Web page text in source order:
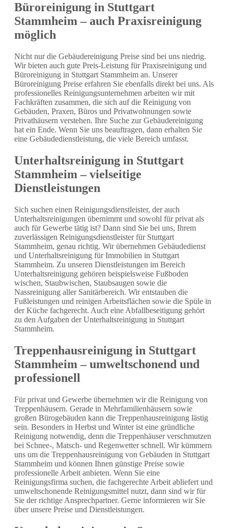
Büroreinigung in Stuttgart
Stammheim – auch Praxisreinigung
möglich
Nicht nur die Gebäudereinigung Preise sind bei uns niedrig.
Wir bieten auch gute Preis-Leistung für Praxisreinigung und
Büroreinigung in Stuttgart Stammheim an. Unserer
Büroreinigung Preise erfahren Sie ebenfalls direkt bei uns. Als
professionelles Reinigungsunternehmen arbeiten wir mit
Fachkräften zusammen, die sich auf die Reinigung von
Gebäuden, Praxen, Büros und Privatwohnungen sowie
Privathäusern verstehen. Ihre Suche zur Gebäudereinigung
hat ein Ende. Wenn Sie uns beauftragen, dann erhalten Sie
eine Gebäudedienstleistung, die viele Bereich umfasst.
Unterhaltsreinigung in Stuttgart
Stammheim – vielseitige
Dienstleistungen
Sich suchen einen Reinigungsdienstleister, der auch
Unterhaltsreinigungen übernimmt und sowohl für privat als
auch für Gewerbe tätig ist? Dann sind Sie bei uns, Ihrem
zuverlässigen Reinigungsdienstleister für Stuttgart
Stammheim, genau richtig. Wir übernehmen Gebäudedienst
und Unterhaltsreinigung für Immobilien in Stuttgart
Stammheim. Zu unseren Dienstleistungen im Bereich
Unterhaltsreinigung gehören beispielsweise Fußboden
wischen, Staubwischen, Staubsaugen sowie die
Nassreinigung aller Sanitärbereich. Wir entstauben die
Fußleistungen und reinigen Arbeitsflächen sowie die Spüle in
der Küche fachgerecht. Auch eine Abfallbeseitigung gehört
zu den Aufgaben der Unterhaltsreinigung in Stuttgart
Stammheim.
Treppenhausreinigung in Stuttgart
Stammheim – umweltschonend und
professionell
Für privat und Gewerbe übernehmen wir die Reinigung von
Treppenhäusern. Gerade in Mehrfamilienhäusern sowie
großen Bürogebäuden kann die Treppenhausreinigung lästig
sein. Besonders in Herbst und Winter ist eine gründliche
Reinigung notwendig, denn die Treppenhäuser verschmutzen
bei Schnee-, Matsch- und Regenwetter schnell. Wir kümmern
uns um die Treppenhausreinigung von Gebäuden in Stuttgart
Stammheim und können Ihnen günstige Preise sowie
professionelle Arbeit anbieten. Wenn Sie eine
Reinigungsfirma suchen, die fachgerechte Arbeit abliefert und
umweltschonende Reinigungsmittel nutzt, dann sind wir für
Sie der richtige Ansprechpartner. Gerne informieren wir Sie
über unsere Preise und Dienstleistungen.